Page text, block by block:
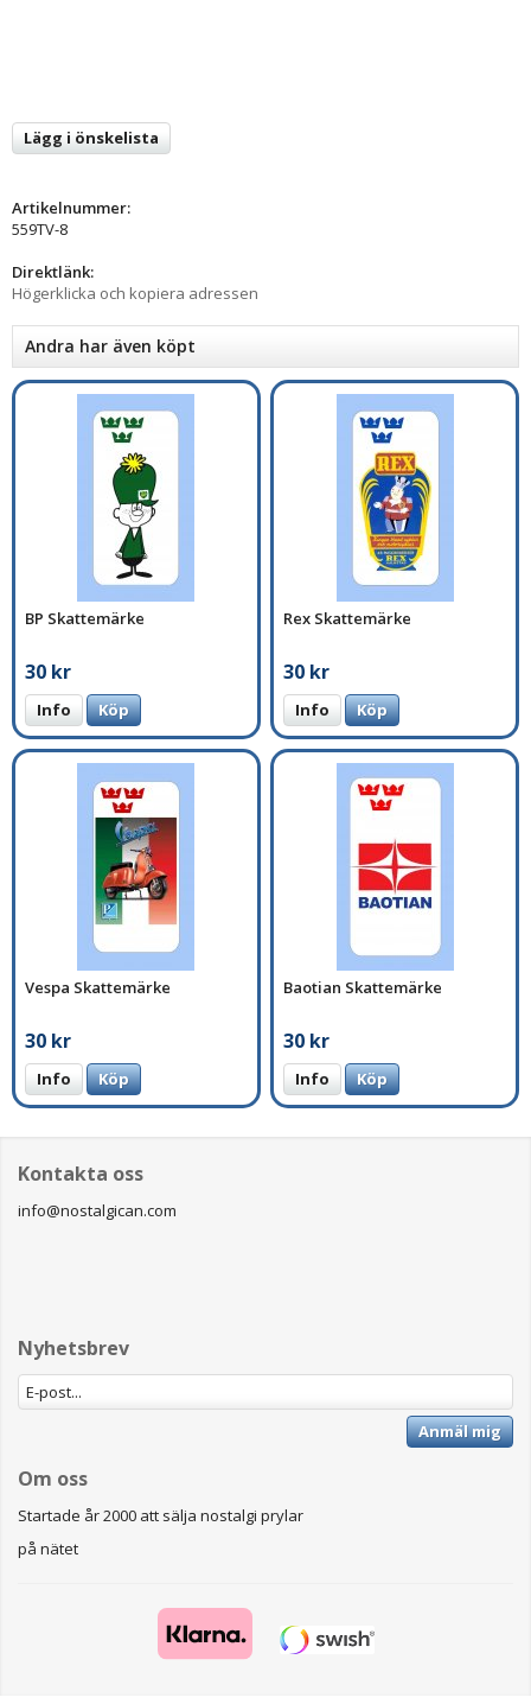
Lägg i önskelista
Artikelnummer:
559TV-8
Direktlänk:
Högerklicka och kopiera adressen
Andra har även köpt
BP Skattemärke
30 kr
Info Köp
Rex Skattemärke
30 kr
Info Köp
Vespa Skattemärke
30 kr
Info Köp
Baotian Skattemärke
30 kr
Info Köp
Kontakta oss
info@nostalgican.com
Nyhetsbrev
Anmäl mig
Om oss
Startade år 2000 att sälja nostalgi prylar
på nätet